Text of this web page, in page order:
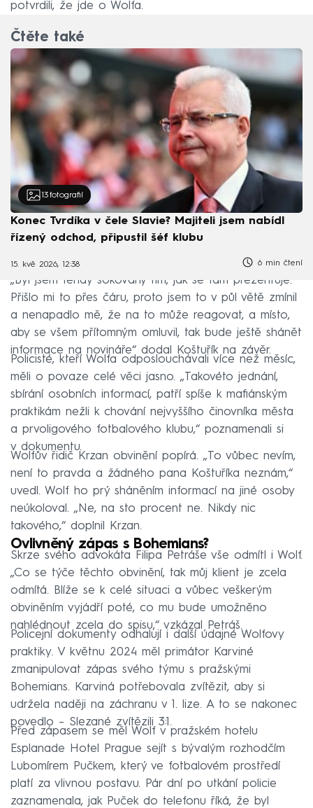
potvrdili, že jde o Wolfa.
Čtěte také
13 fotografií
Konec Tvrdíka v čele Slavie? Majiteli jsem nabídl
řízený odchod, připustil šéf klubu
15. kvě 2026, 12:38 6 min čtení
„Byl jsem tehdy šokovaný tím, jak se tam prezentuje.
Přišlo mi to přes čáru, proto jsem to v půl větě zmínil
a nenapadlo mě, že na to může reagovat, a místo,
aby se všem přítomným omluvil, tak bude ještě shánět
informace na novináře“ dodal Koštuřík na závěr.
Policisté, kteří Wolfa odposlouchávali více než měsíc,
měli o povaze celé věci jasno. „Takovéto jednání,
sbírání osobních informací, patří spíše k mafiánským
praktikám nežli k chování nejvyššího činovníka města
a prvoligového fotbalového klubu,“ poznamenali si
v dokumentu.
Wolfův řidič Krzan obvinění popírá. „To vůbec nevím,
není to pravda a žádného pana Koštuříka neznám,“
uvedl. Wolf ho prý sháněním informací na jiné osoby
neúkoloval. „Ne, na sto procent ne. Nikdy nic
takového,“ doplnil Krzan.
Ovlivněný zápas s Bohemians?
Skrze svého advokáta Filipa Petráše vše odmítl i Wolf.
„Co se týče těchto obvinění, tak můj klient je zcela
odmítá. Blíže se k celé situaci a vůbec veškerým
obviněním vyjádří poté, co mu bude umožněno
nahlédnout zcela do spisu,“ vzkázal Petráš.
Policejní dokumenty odhalují i další údajné Wolfovy
praktiky. V květnu 2024 měl primátor Karviné
zmanipulovat zápas svého týmu s pražskými
Bohemians. Karviná potřebovala zvítězit, aby si
udržela naději na záchranu v 1. lize. A to se nakonec
povedlo – Slezané zvítězili 3:1.
Před zápasem se měl Wolf v pražském hotelu
Esplanade Hotel Prague sejít s bývalým rozhodčím
Lubomírem Pučkem, který ve fotbalovém prostředí
platí za vlivnou postavu. Pár dní po utkání policie
zaznamenala, jak Puček do telefonu říká, že byl